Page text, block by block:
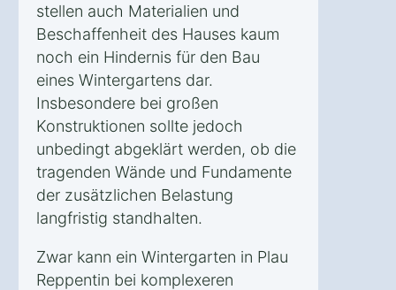
stellen auch Materialien und
Beschaffenheit des Hauses kaum
noch ein Hindernis für den Bau
eines Wintergartens dar.
Insbesondere bei großen
Konstruktionen sollte jedoch
unbedingt abgeklärt werden, ob die
tragenden Wände und Fundamente
der zusätzlichen Belastung
langfristig standhalten.
Zwar kann ein Wintergarten in Plau
Reppentin bei komplexeren